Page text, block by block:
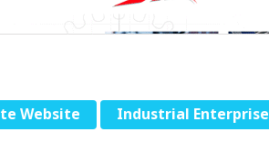
Website Industrial Enterprise